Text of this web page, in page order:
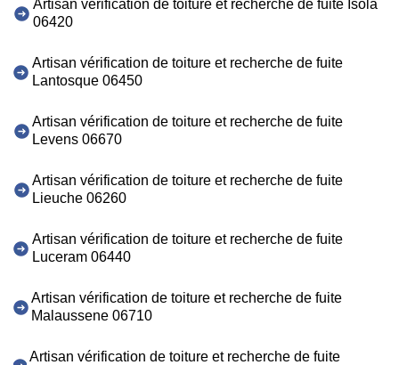
Artisan vérification de toiture et recherche de fuite Isola
06420
Artisan vérification de toiture et recherche de fuite
Lantosque 06450
Artisan vérification de toiture et recherche de fuite
Levens 06670
Artisan vérification de toiture et recherche de fuite
Lieuche 06260
Artisan vérification de toiture et recherche de fuite
Luceram 06440
Artisan vérification de toiture et recherche de fuite
Malaussene 06710
Artisan vérification de toiture et recherche de fuite